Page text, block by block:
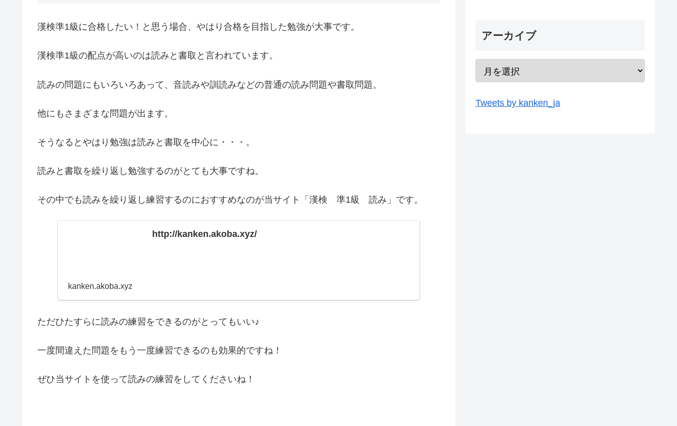
漢検準1級に合格したい！と思う場合、やはり合格を目指した勉強が大事です。
漢検準1級の配点が高いのは読みと書取と言われています。
読みの問題にもいろいろあって、音読みや訓読みなどの普通の読み問題や書取問題。
他にもさまざまな問題が出ます。
そうなるとやはり勉強は読みと書取を中心に・・・。
読みと書取を繰り返し勉強するのがとても大事ですね。
その中でも読みを繰り返し練習するのにおすすめなのが当サイト「 漢検 準1級 読み」です。
http://kanken.akoba.xyz/
kanken.akoba.xyz
ただひたすらに読みの練習をできるのがとってもいい♪
一度間違えた問題をもう一度練習できるのも効果的ですね！
ぜひ当サイトを使って読みの練習をしてくださいね！
アーカイブ
Tweets by kanken_ja